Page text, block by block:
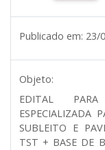
Publicado em: 23/
Objeto:
EDITAL
ESPECIALIZADA
SUBLEITO E
TST + BASE DE